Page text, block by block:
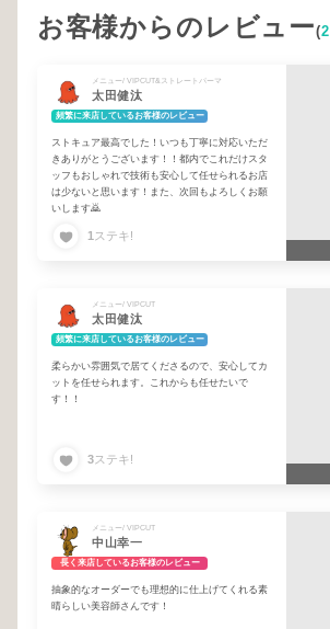
お客様からのレビュー(
メニュー/ VIPCUT&ストレートパーマ
太田健汰
頻繁に来店しているお客様のレビュー
ストキュア最高でした！いつも丁寧に対応いただ
きありがとうございます！！都内でこれだけスタ
ッフもおしゃれで技術も安心して任せられるお店
は少ないと思います！また、次回もよろしくお願
いします🙇
1 ステキ!
メニュー/ VIPCUT
太田健汰
頻繁に来店しているお客様のレビュー
柔らかい雰囲気で居てくださるので、安心してカ
ットを任せられます。これからも任せたいで
す！！
3ステキ!
メニュー/ VIPCUT
中山幸一
長く来店しているお客様のレビュー
抽象的なオーダーでも理想的に仕上げてくれる素
晴らしい美容師さんです！